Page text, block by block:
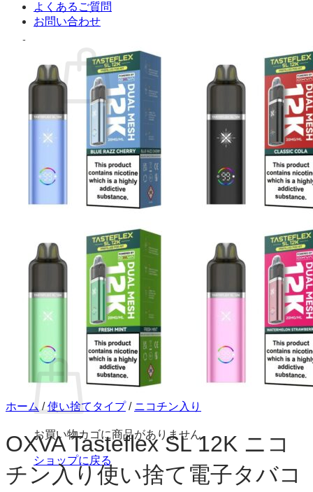
お買い物カゴに商品がありません。
ショップに戻る
カート 0 商品 合計金額：
お買い物カゴ
お買い物カゴに商品がありません。
ショップに戻る
よくあるご質問
お問い合わせ
ホーム / 使い捨てタイプ / ニコチン入り
OXVA Tasteflex SL 12K ニコ
チン入り使い捨て電子タバコ